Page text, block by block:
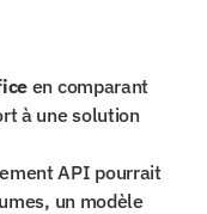
en comparant
à une solution
API pourrait
un modèle